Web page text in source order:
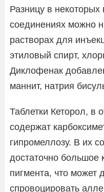
Разницу в некоторых
соединениях можно
растворах для
этиловый спирт,
Диклофенак
маннит, натрия
Таблетки Кеторол, в
содержат
гипромеллозу. В их
достаточно большое
пигмента, что может
спровоцировать